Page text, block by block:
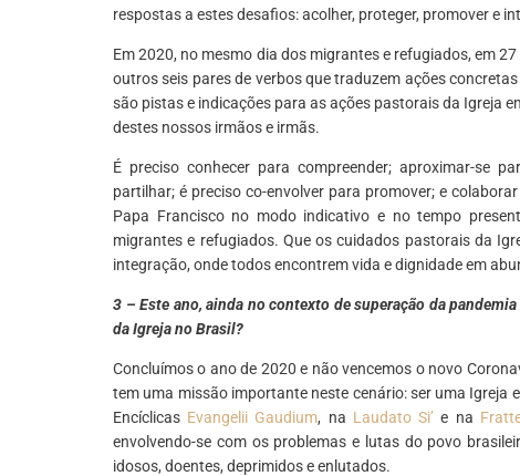
respostas a estes desafios: acolher, proteger, promover e
Em 2020, no mesmo dia dos migrantes e refugiados, em
outros seis pares de verbos que traduzem ações
são pistas e indicações para as ações pastorais da Igreja
destes nossos irmãos e irmãs.
É preciso conhecer para compreender; aproximar-se
partilhar; é preciso co-envolver para promover; e
Papa Francisco no modo indicativo e no tempo
migrantes e refugiados. Que os cuidados pastorais da
integração, onde todos encontrem vida e dignidade em
3 – Este ano, ainda no contexto de superação da
da Igreja no Brasil?
Concluímos o ano de 2020 e não vencemos o novo
tem uma missão importante neste cenário: ser uma Igreja
Encíclicas Evangelii Gaudium, na Laudato Si’ e na
envolvendo-se com os problemas e lutas do povo
idosos, doentes, deprimidos e enlutados.